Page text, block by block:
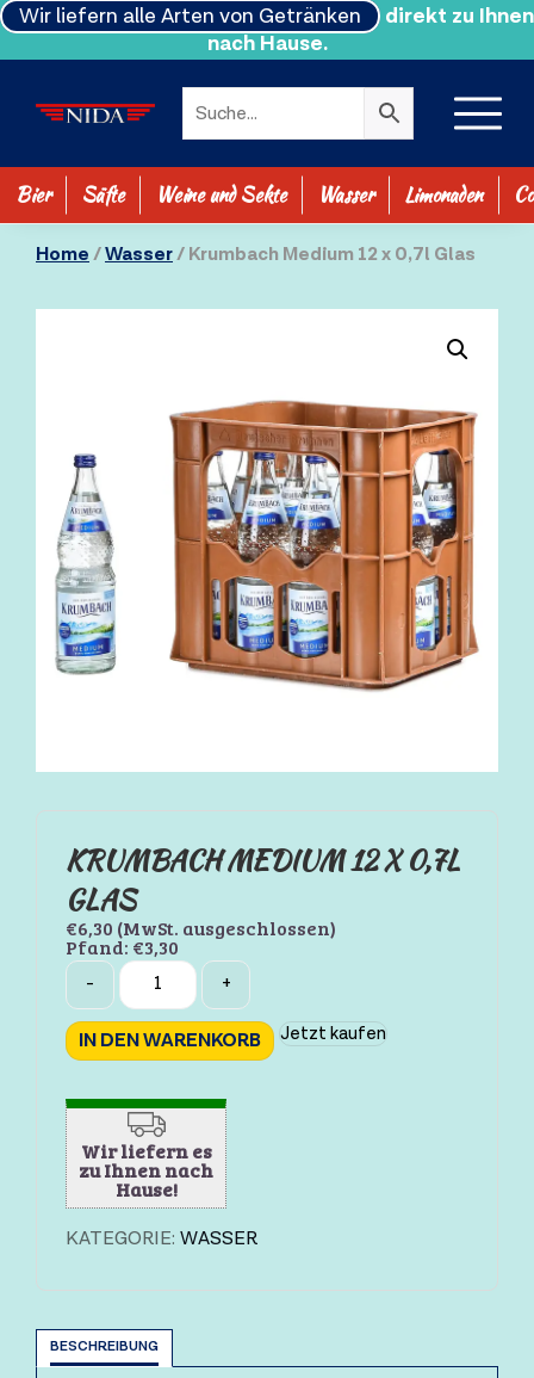
Wir liefern alle Arten von Getränken
direkt zu Ihnen
nach Hause.
SHOP ALLE
Bier Säfte Weine und Sekte Wasser Limonaden
Home/Wasser/ Krumbach Medium 12 x 0,7l Glas
KRUMBACH MEDIUM 12 X 0,7L
GLAS
€6,30 (MwSt. ausgeschlossen)
Pfand: €3,30
Quantity
- +
IN DEN WARENKORB Jetzt kaufen
Wir liefern es
zu Ihnen nach
Hause!
KATEGORIE: WASSER
BESCHREIBUNG